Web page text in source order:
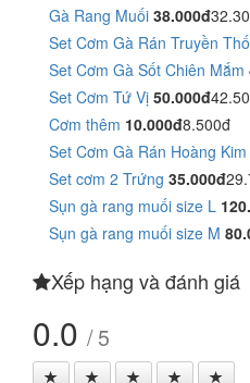
Gà Rang Muối 38.000đ
Set Cơm Gà Rán Truyền
Set Cơm Gà Sốt Chiên Mắm
Set Cơm Tứ Vị 50.000đ
Cơm thêm 10.000đ8.500đ
Set Cơm Gà Rán Hoàng Kim
Set cơm 2 Trứng 35.000đ
Sụn gà rang muối size L
Sụn gà rang muối size M
Xếp hạng và đánh giá
0.0 / 5